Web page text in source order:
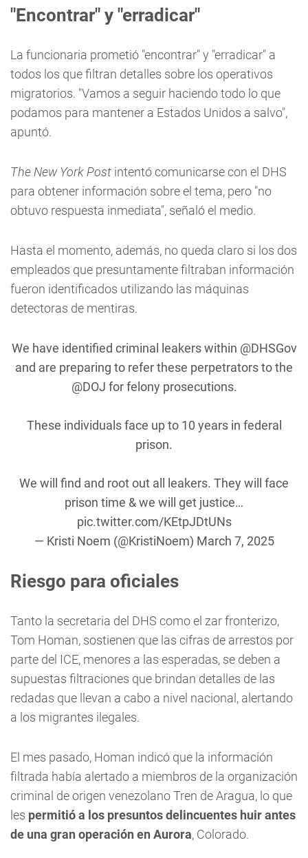
"Encontrar" y "erradicar"
La funcionaria prometió "encontrar" y "erradicar" a
todos los que filtran detalles sobre los operativos
migratorios. "Vamos a seguir haciendo todo lo que
podamos para mantener a Estados Unidos a salvo",
apuntó.
The New York Post intentó comunicarse con el DHS
para obtener información sobre el tema, pero "no
obtuvo respuesta inmediata", señaló el medio.
Hasta el momento, además, no queda claro si los dos
empleados que presuntamente filtraban información
fueron identificados utilizando las máquinas
detectoras de mentiras.
We have identified criminal leakers within @DHSGov
and are preparing to refer these perpetrators to the
@DOJ for felony prosecutions.
These individuals face up to 10 years in federal
prison.
We will find and root out all leakers. They will face
prison time & we will get justice…
pic.twitter.com/KEtpJDtUNs
— Kristi Noem (@KristiNoem) March 7, 2025
Riesgo para oficiales
Tanto la secretaria del DHS como el zar fronterizo,
Tom Homan, sostienen que las cifras de arrestos por
parte del ICE, menores a las esperadas, se deben a
supuestas filtraciones que brindan detalles de las
redadas que llevan a cabo a nivel nacional, alertando
a los migrantes ilegales.
El mes pasado, Homan indicó que la información
filtrada había alertado a miembros de la organización
criminal de origen venezolano Tren de Aragua, lo que
les permitió a los presuntos delincuentes huir antes
de una gran operación en Aurora, Colorado.